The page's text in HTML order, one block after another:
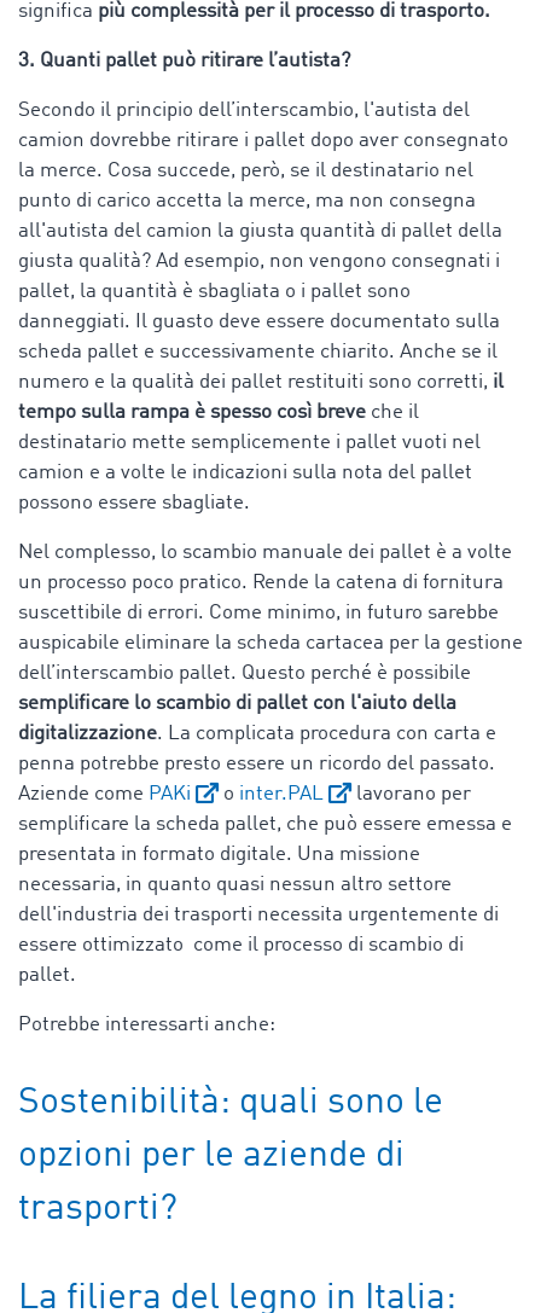
significa più complessità per il processo di trasporto.
3. Quanti pallet può ritirare l’autista?
Secondo il principio dell’interscambio, l'autista del
camion dovrebbe ritirare i pallet dopo aver consegnato
la merce. Cosa succede, però, se il destinatario nel
punto di carico accetta la merce, ma non consegna
all'autista del camion la giusta quantità di pallet della
giusta qualità? Ad esempio, non vengono consegnati i
pallet, la quantità è sbagliata o i pallet sono
danneggiati. Il guasto deve essere documentato sulla
scheda pallet e successivamente chiarito. Anche se il
numero e la qualità dei pallet restituiti sono corretti, il
tempo sulla rampa è spesso così breve che il
destinatario mette semplicemente i pallet vuoti nel
camion e a volte le indicazioni sulla nota del pallet
possono essere sbagliate.
Nel complesso, lo scambio manuale dei pallet è a volte
un processo poco pratico. Rende la catena di fornitura
suscettibile di errori. Come minimo, in futuro sarebbe
auspicabile eliminare la scheda cartacea per la gestione
dell’interscambio pallet. Questo perché è possibile
semplificare lo scambio di pallet con l'aiuto della
digitalizzazione. La complicata procedura con carta e
penna potrebbe presto essere un ricordo del passato.
Aziende come PAKi o inter.PAL
lavorano per
semplificare la scheda pallet, che può essere emessa e
presentata in formato digitale. Una missione
necessaria, in quanto quasi nessun altro settore
dell'industria dei trasporti necessita urgentemente di
essere ottimizzato come il processo di scambio di
pallet.
Potrebbe interessarti anche:
Sostenibilità: quali sono le
opzioni per le aziende di
trasporti?
La filiera del legno in Italia: